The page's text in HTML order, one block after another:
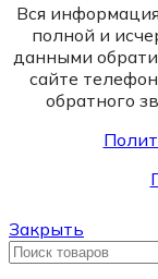
Вся
полной и
данными
сайте
обратного
Закрыть